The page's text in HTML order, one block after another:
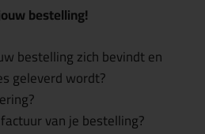
bestelling!
bestelling zich bevindt en
geleverd wordt?
van je bestelling?